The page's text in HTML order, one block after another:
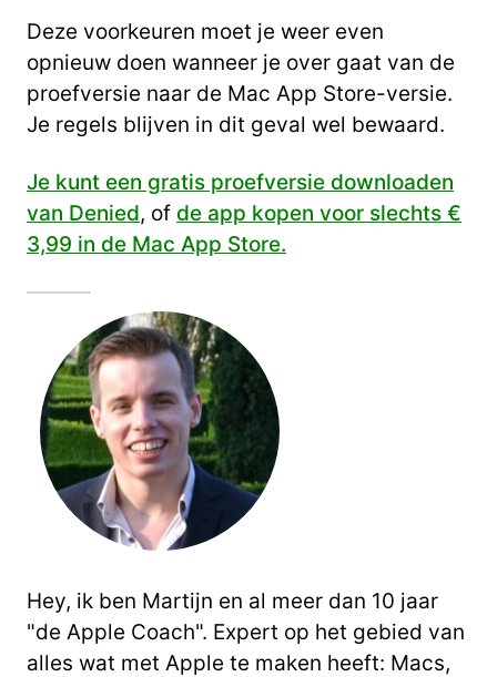
Deze voorkeuren moet je weer even
opnieuw doen wanneer je over gaat van de
proefversie naar de Mac App Store-versie.
Je regels blijven in dit geval wel bewaard.
Je kunt een gratis proefversie downloaden
van Denied, of de app kopen voor slechts €
3,99 in de Mac App Store.
Hey, ik ben Martijn en al meer dan 10 jaar
"de Apple Coach". Expert op het gebied van
alles wat met Apple te maken heeft: Macs,